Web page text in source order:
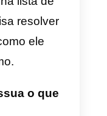
lead. Isso
deve
gostos, suas
isso com o